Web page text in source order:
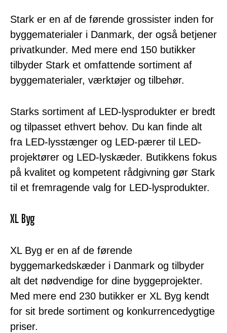
Stark er en af ​​de førende grossister inden for
byggematerialer i Danmark, der også betjener
privatkunder. Med mere end 150 butikker
tilbyder Stark et omfattende sortiment af
byggematerialer, værktøjer og tilbehør.
Starks sortiment af LED-lysprodukter er bredt
og tilpasset ethvert behov. Du kan finde alt
fra LED-lysstænger og LED-pærer til LED-
projektører og LED-lyskæder. Butikkens fokus
på kvalitet og kompetent rådgivning gør Stark
til et fremragende valg for LED-lysprodukter.
XL Byg
XL Byg er en af ​​de førende
byggemarkedskæder i Danmark og tilbyder
alt det nødvendige for dine byggeprojekter.
Med mere end 230 butikker er XL Byg kendt
for sit brede sortiment og konkurrencedygtige
priser.